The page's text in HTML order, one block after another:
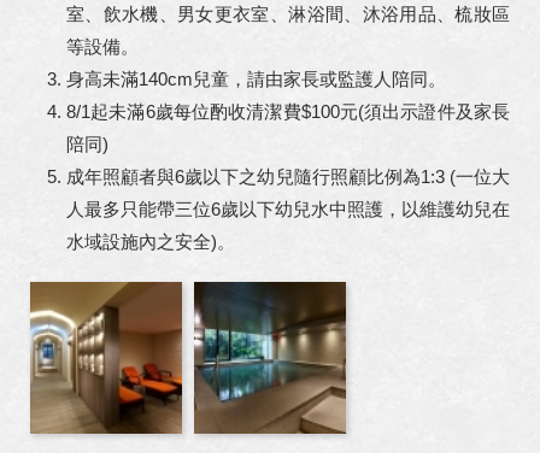
室、飲水機、男女更衣室、淋浴間、沐浴用品、梳妝區
等設備。
身高未滿140cm兒童，請由家長或監護人陪同。
8/1起未滿6歲每位酌收清潔費$100元(須出示證件及家長
陪同)
成年照顧者與6歲以下之幼兒隨行照顧比例為1:3 (一位大
人最多只能帶三位6歲以下幼兒水中照護，以維護幼兒在
水域設施內之安全)。